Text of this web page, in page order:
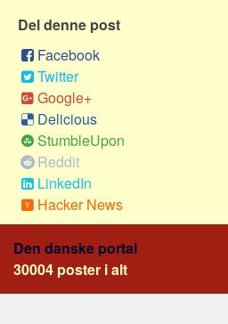
Alle
Nøgleord
Bolig
Job
Virksomhed
Investering
Pension og opsparing
Social sikring og sundhed
Transport
Del denne post
Facebook
Twitter
Google+
Delicious
StumbleUpon
Reddit
LinkedIn
Hacker News
Den danske portal
30004 poster i alt